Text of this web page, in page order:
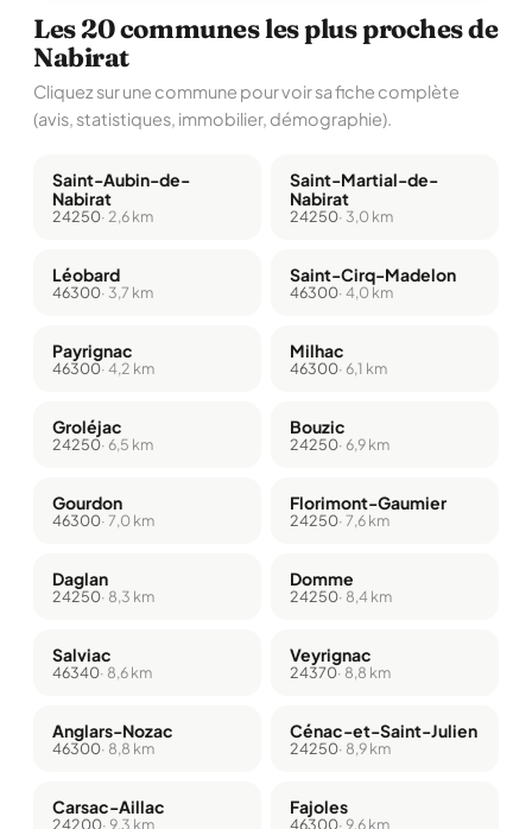
Les 20 communes les plus proches de
Nabirat
Cliquez sur une commune pour voir sa fiche complète
(avis, statistiques, immobilier, démographie).
Saint-Aubin-de-
Nabirat
24250· 2,6 km
Saint-Martial-de-
Nabirat
24250· 3,0 km
Léobard
46300· 3,7 km
Saint-Cirq-Madelon
46300· 4,0 km
Payrignac
46300· 4,2 km
Milhac
46300· 6,1 km
Groléjac
24250· 6,5 km
Bouzic
24250· 6,9 km
Gourdon
46300· 7,0 km
Florimont-Gaumier
24250· 7,6 km
Daglan
24250· 8,3 km
Domme
24250· 8,4 km
Salviac
46340· 8,6 km
Veyrignac
24370· 8,8 km
Anglars-Nozac
46300· 8,8 km
Cénac-et-Saint-Julien
24250· 8,9 km
Carsac-Aillac
24200· 9,3 km
Fajoles
46300· 9,6 km